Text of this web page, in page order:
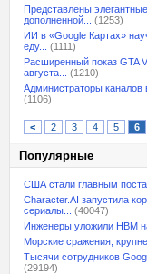
Представлены
дополненной...
(1253)
ИИ в «Google Картах»
еду...
(1111)
Расширенный показ GTA
августа...
(1210)
Администраторы каналов
(1106)
< 2 3 4 5 6
Популярные
США стали главным
Character.AI запустила
сериалы...
(40047)
Инженеры уложили HBM
Морские сражения,
Тысячи сотрудников
(29194)